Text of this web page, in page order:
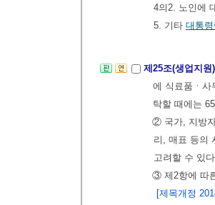
4의2. 노인에
5. 기타 대통
제25조(생업지
에 식료품ㆍ사
탁할 때에는
② 국가, 지방
리, 매표 등의
고려할 수 있
③ 제2항에 따
[제목개정